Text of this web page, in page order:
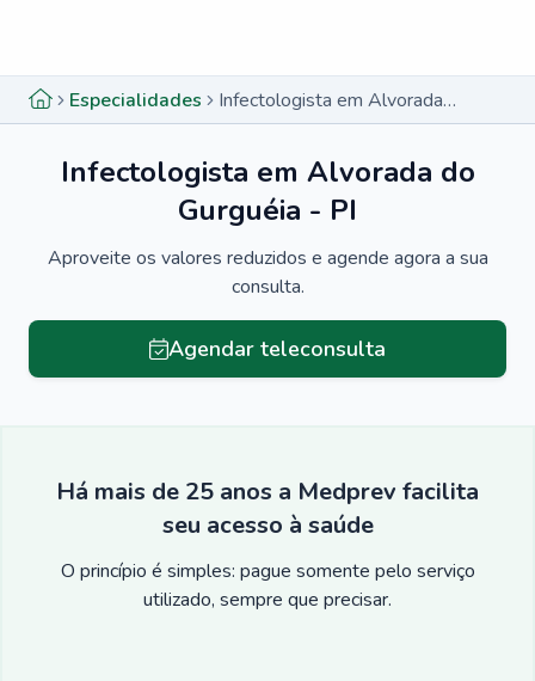
Especialidades Infectologista em Alvorada do Gurguéia - PI
Infectologista em Alvorada do
Gurguéia - PI
Aproveite os valores reduzidos e agende agora a sua
consulta.
Agendar teleconsulta
Há mais de 25 anos a Medprev facilita
seu acesso à saúde
O princípio é simples: pague somente pelo serviço
utilizado, sempre que precisar.